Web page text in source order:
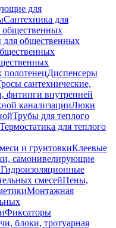
для
Сантехника для
общественных
для общественных
Диспенсеры
сантехнические,
фитинги внутренней
канализацииЛюки
Трубы для теплого
Термостатика для теплого
и грунтовкиКлеевые
самонивелирующие
Гидроизоляционные
смесейПены,
Монтажная
Фиксаторы
блоки, тротуарная